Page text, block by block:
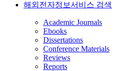
해외전자정보서비스 검색
Academic Journals
Ebooks
Dissertations
Conference Materials
Reviews
Reports